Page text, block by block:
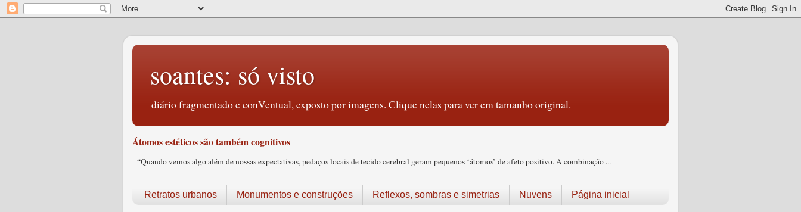
soantes: só visto
diário fragmentado e conVentual, exposto por imagens. Clique nelas para ver em tamanho original.
Átomos estéticos são também cognitivos
“Quando vemos algo além de nossas expectativas, pedaços locais de tecido cerebral geram pequenos ‘átomos’ de afeto positivo. A combinação ...
Retratos urbanos Monumentos e construções Reflexos, sombras e simetrias Nuvens Página inicial